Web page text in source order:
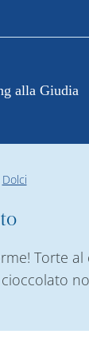
alla Giudia
Dolci
Torte